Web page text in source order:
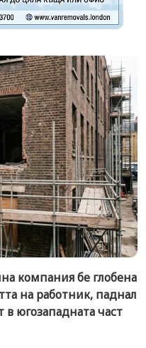
компания бе глобена
на работник, паднал
в югозападната част